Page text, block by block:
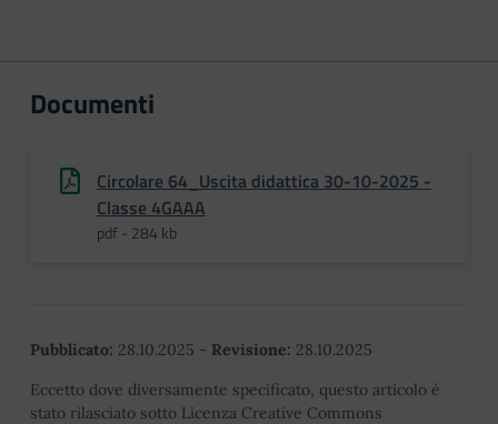
Documenti
Circolare 64_Uscita didattica 30-10-2025 -
Classe 4GAAA
pdf - 284 kb
Pubblicato: 28.10.2025 - Revisione: 28.10.2025
Eccetto dove diversamente specificato, questo articolo è
stato rilasciato sotto Licenza Creative Commons